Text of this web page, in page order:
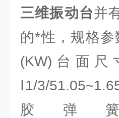
三维振动台并
的*性，规格
(KW)台面尺
Ⅰ1/3/
胶弹